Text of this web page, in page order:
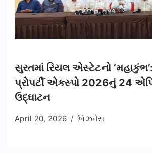
સુરતમાં રિયલ એસ્ટેટનો
પ્રોપર્ટી એક્સ્પો 2026નું 24
ઉદ્ઘાટન
April 20, 2026 બિઝનેસ